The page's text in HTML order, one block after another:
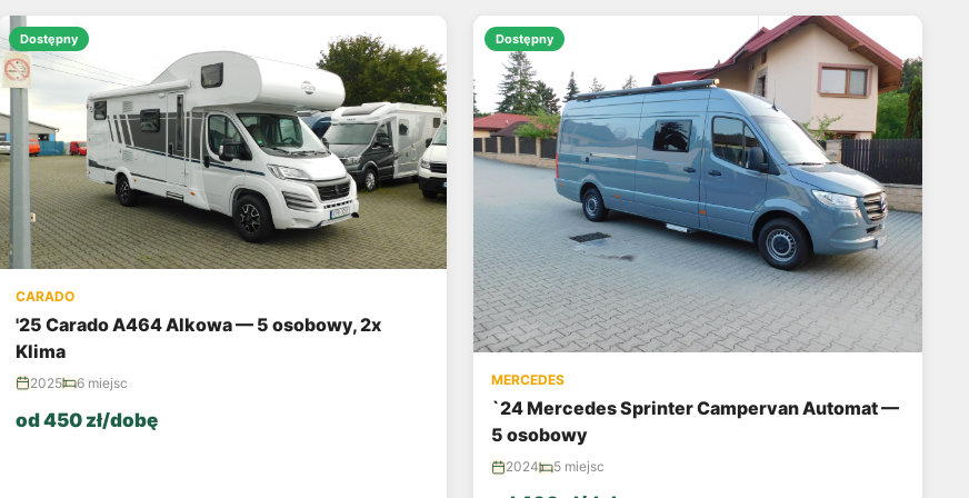
Dostępny
CARADO
'25 Carado A464 Alkowa — 5 osobowy, 2x
Klima
2025 6 miejsc
od 450 zł/dobę
Dostępny
MERCEDES
`24 Mercedes Sprinter Campervan Automat —
5 osobowy
2024 5 miejsc